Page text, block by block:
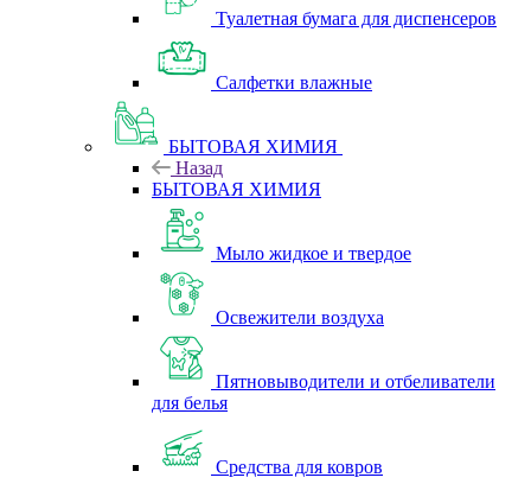
Туалетная бумага для диспенсеров
Салфетки влажные
БЫТОВАЯ ХИМИЯ
Назад
БЫТОВАЯ ХИМИЯ
Мыло жидкое и твердое
Освежители воздуха
Пятновыводители и отбеливатели
для белья
Средства для ковров